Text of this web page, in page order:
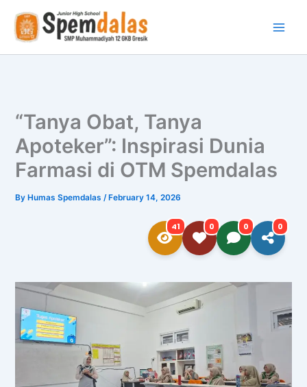
content
“Tanya Obat, Tanya
Apoteker”: Inspirasi Dunia
Farmasi di OTM Spemdalas
By Humas Spemdalas/ February 14, 2026
41 0 0 0